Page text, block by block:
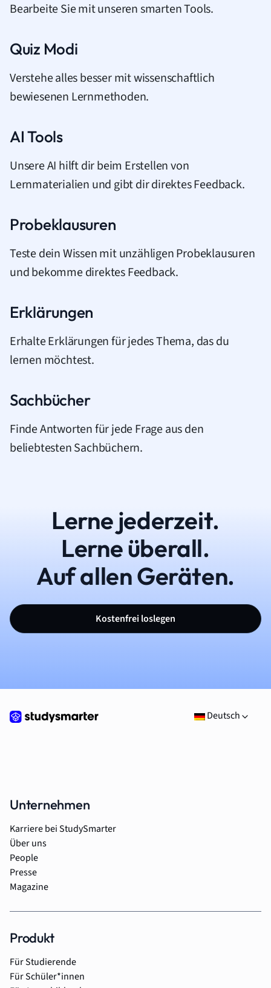
Bearbeite Sie mit unseren smarten Tools.
Quiz Modi
Verstehe alles besser mit wissenschaftlich
bewiesenen Lernmethoden.
AI Tools
Unsere AI hilft dir beim Erstellen von
Lernmaterialien und gibt dir direktes Feedback.
Probeklausuren
Teste dein Wissen mit unzähligen Probeklausuren
und bekomme direktes Feedback.
Erklärungen
Erhalte Erklärungen für jedes Thema, das du
lernen möchtest.
Sachbücher
Finde Antworten für jede Frage aus den
beliebtesten Sachbüchern.
Lerne jederzeit.
Lerne überall.
Auf allen Geräten.
Kostenfrei loslegen
Deutsch
Unternehmen
Karriere bei StudySmarter
Über uns
People
Presse
Magazine
Produkt
Für Studierende
Für Schüler*innen